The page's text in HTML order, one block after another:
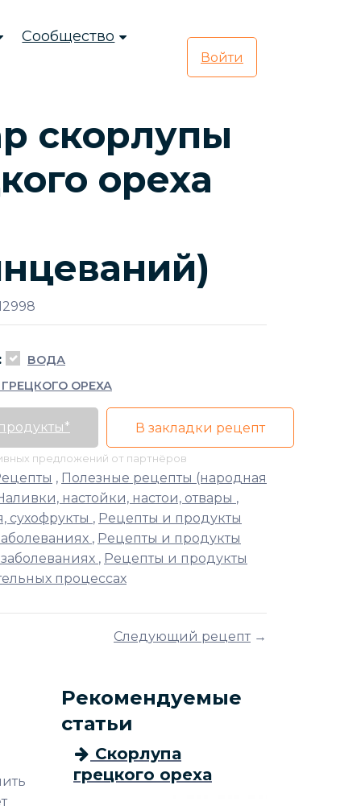
Сообщество
Войти
скорлупы
ореха
ВОДА
ОРЕХА
В закладки рецепт
предложений от партнёров
, Полезные рецепты (народная
настойки, настои, отвары ,
сухофрукты , Рецепты и продукты
, Рецепты и продукты
, Рецепты и продукты
процессах
Следующий рецепт→
Рекомендуемые
статьи
Скорлупа
грецкого ореха